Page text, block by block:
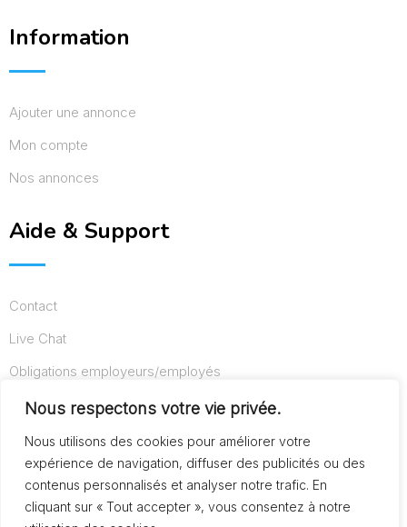
Nous respectons votre vie privée.
Nous utilisons des cookies pour améliorer votre
expérience de navigation, diffuser des publicités ou des
contenus personnalisés et analyser notre trafic. En
cliquant sur « Tout accepter », vous consentez à notre
Information
Ajouter une annonce
Mon compte
Nos annonces
Aide & Support
Contact
Live Chat
Obligations employeurs/employés
Conditions d’utilisation
Mentions légales
© Copyright AideAuxSeniors.fr 2024. Designed and